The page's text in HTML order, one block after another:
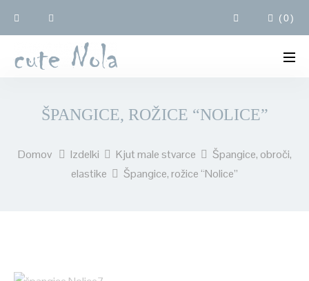
(0)
ŠPANGICE, ROŽICE “NOLICE”
Domov Izdelki Kjut male stvarce
Špangice, obroči,
elastike
Špangice, rožice “Nolice”